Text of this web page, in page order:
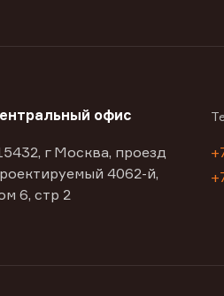
офис
г Москва, проезд
4062-й,
6, стр 2